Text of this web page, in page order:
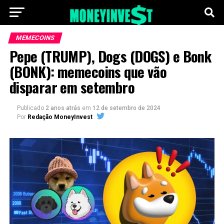
MEMECOINS
Pepe (TRUMP), Dogs (DOGS) e Bonk
(BONK): memecoins que vão
disparar em setembro
Publicado 2 anos atrás em 12 de setembro de 2024
Por Redação MoneyInvest